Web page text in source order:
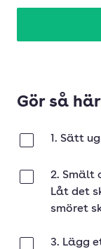
Gör så här
1. Sätt
2. Smält
Låt det
smöret
3. Lägg